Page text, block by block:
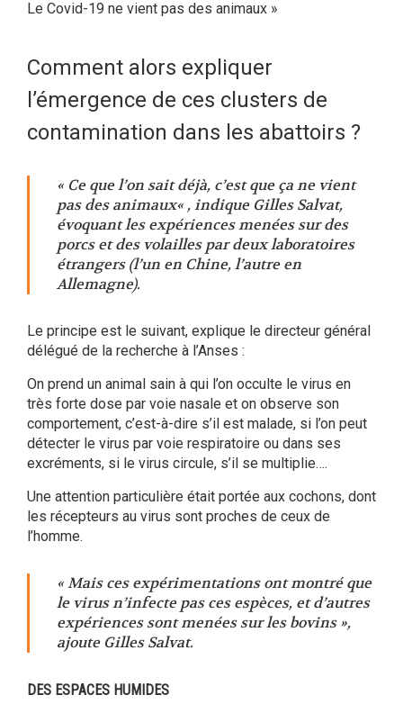
Le Covid-19 ne vient pas des animaux »
Comment alors expliquer
l’émergence de ces clusters de
contamination dans les abattoirs ?
« Ce que l’on sait déjà, c’est que ça ne vient
pas des animaux« , indique Gilles Salvat,
évoquant les expériences menées sur des
porcs et des volailles par deux laboratoires
étrangers (l’un en Chine, l’autre en
Allemagne).
Le principe est le suivant, explique le directeur général
délégué de la recherche à l’Anses :
On prend un animal sain à qui l’on occulte le virus en
très forte dose par voie nasale et on observe son
comportement, c’est-à-dire s’il est malade, si l’on peut
détecter le virus par voie respiratoire ou dans ses
excréments, si le virus circule, s’il se multiplie….
Une attention particulière était portée aux cochons, dont
les récepteurs au virus sont proches de ceux de
l’homme.
« Mais ces expérimentations ont montré que
le virus n’infecte pas ces espèces, et d’autres
expériences sont menées sur les bovins »,
ajoute Gilles Salvat.
DES ESPACES HUMIDES